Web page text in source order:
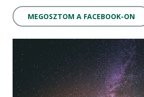
MEGOSZTOM A FACEBOOK-ON